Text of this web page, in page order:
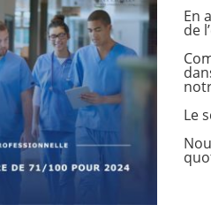
En
de
Le